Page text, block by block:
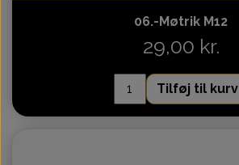
06.-Møtrik M12
29,00 kr.
Tilføj til kurv